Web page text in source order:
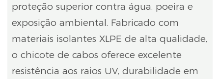
proteção superior contra água, poeira e
exposição ambiental. Fabricado com
materiais isolantes XLPE de alta qualidade,
o chicote de cabos oferece excelente
resistência aos raios UV, durabilidade em